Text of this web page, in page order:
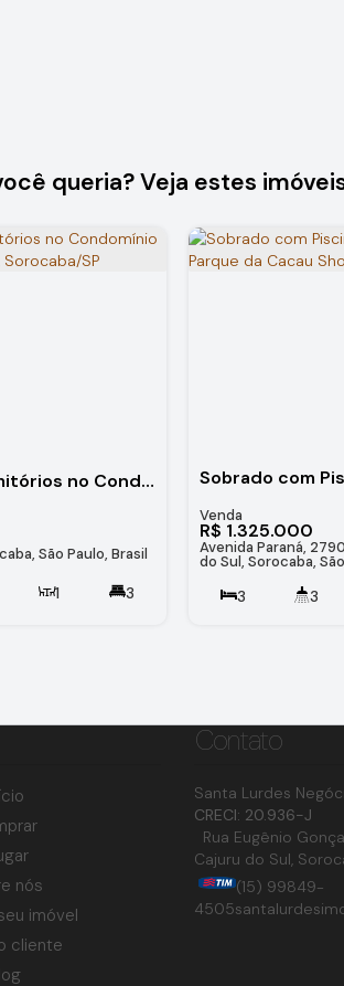
queria? Veja estes
Casa de 3 dormitórios no Condomínio Campos do Conde, Sorocaba/SP
São Paulo, Brasil
1
3
R$ 1.325.000
Avenida Paraná,
do Sul, Sorocaba,
3 3
nós
imóvel
cliente
Contato
Santa Lurdes
CRECI: 20.936-J
Rua Eugênio
Cajuru do Sul,
(15) 99849-
4505